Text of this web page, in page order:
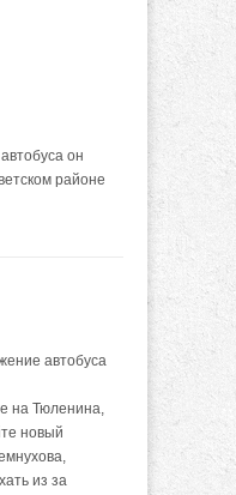
он
районе
автобуса
на Тюленина,
новый
из за